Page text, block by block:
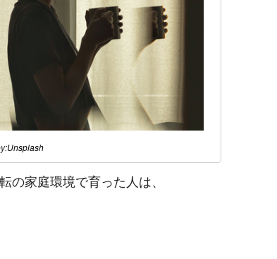
Unsplash
の家庭環境で育った人は、